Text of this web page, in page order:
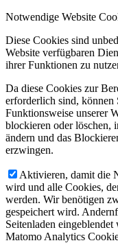
Notwendige Website
Diese Cookies sind
Website verfügbaren
ihrer Funktionen zu
Da diese Cookies zur
erforderlich sind, können
Funktionsweise unserer
blockieren oder löschen,
ändern und das
erzwingen.
Aktivieren, damit die
wird und alle Cookies,
werden. Wir benötigen
gespeichert wird.
Seitenladen eingeblendet
Matomo Analytics